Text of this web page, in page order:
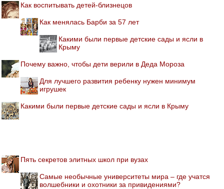
Как воспитывать детей-близнецов
Как менялась Барби за 57 лет
Какими были первые детские сады и ясли в
Крыму
Почему важно, чтобы дети верили в Деда Мороза
Для лучшего развития ребенку нужен минимум
игрушек
Какими были первые детские сады и ясли в Крыму
Пять секретов элитных школ при вузах
Самые необычные университеты мира – где учатся
волшебники и охотники за привидениями?